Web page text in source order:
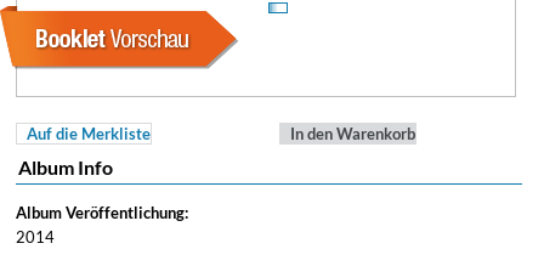
Auf die Merkliste In den Warenkorb
Album Info
Album Veröffentlichung:
2014